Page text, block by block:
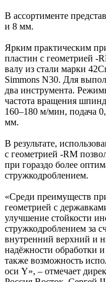
В ассортименте
и 8 мм.
Ярким практическим
пластин с геометрией -
валу из стали марки
Simmons N30. Для
два инструмента.
частота вращения
160–180 м/мин, подача
мм.
В результате,
с геометрией -RM
при гораздо более
стружкодроблением.
«Среди преимуществ
геометрией с
улучшение стойкости
стружкодроблением за
внутренний верхний
надёжности обработки
также возможность
оси Y», – отмечает